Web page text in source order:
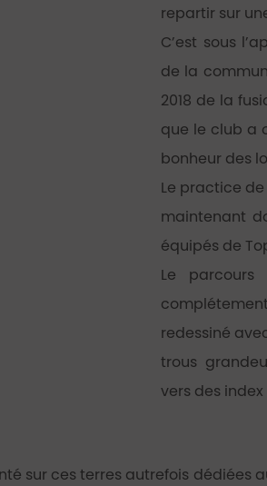
repartir sur
C’est sous
de la
2018 de la
que le club a
bonheur des
Le practice
maintenant
équipés de
Le
redessiné
trous
vers des
sur ces terres autrefois dédiées